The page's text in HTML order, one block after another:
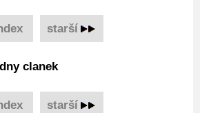
starší
clanek
starší